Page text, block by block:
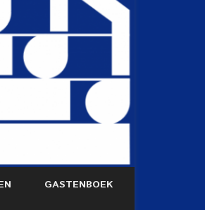
GASTENBOEK